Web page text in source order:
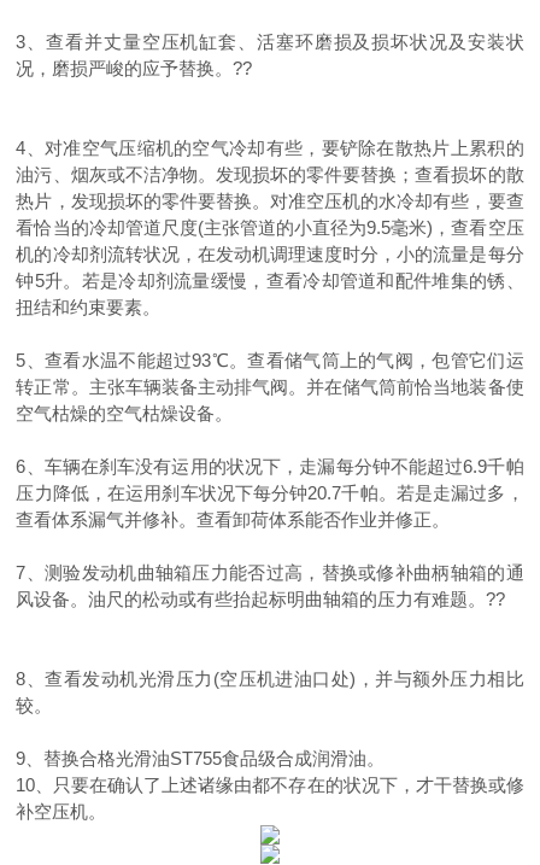
3、查看并丈量空压机缸套、活塞环磨损及损坏状况及安装状
况，磨损严峻的应予替换。??
4、对准空气压缩机的空气冷却有些，要铲除在散热片上累积的
油污、烟灰或不洁净物。发现损坏的零件要替换；查看损坏的散
热片，发现损坏的零件要替换。对准空压机的水冷却有些，要查
看恰当的冷却管道尺度(主张管道的小直径为9.5毫米)，查看空压
机的冷却剂流转状况，在发动机调理速度时分，小的流量是每分
钟5升。若是冷却剂流量缓慢，查看冷却管道和配件堆集的锈、
扭结和约束要素。
5、查看水温不能超过93℃。查看储气筒上的气阀，包管它们运
转正常。主张车辆装备主动排气阀。并在储气筒前恰当地装备使
空气枯燥的空气枯燥设备。
6、车辆在刹车没有运用的状况下，走漏每分钟不能超过6.9千帕
压力降低，在运用刹车状况下每分钟20.7千帕。若是走漏过多，
查看体系漏气并修补。查看卸荷体系能否作业并修正。
7、测验发动机曲轴箱压力能否过高，替换或修补曲柄轴箱的通
风设备。油尺的松动或有些抬起标明曲轴箱的压力有难题。??
8、查看发动机光滑压力(空压机进油口处)，并与额外压力相比
较。
9、替换合格光滑油ST755食品级合成润滑油。
10、只要在确认了上述诸缘由都不存在的状况下，才干替换或修
补空压机。